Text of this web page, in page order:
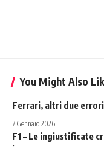
You Might Also
Ferrari, altri due
7 Gennaio 2026
F1 – Le ingiustificate